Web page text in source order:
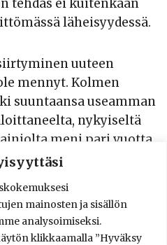
mainosten ja sisällön
analysoimiseksi.
klikkaamalla ”Hyväksy
tehdas ei kuitenkaan
läheisyydessä.
uuteen
mennyt. Kolmen
suuntaansa useamman
nykyiseltä
meni pari vuotta
pohjalle. Vuosi
tulevaisuus